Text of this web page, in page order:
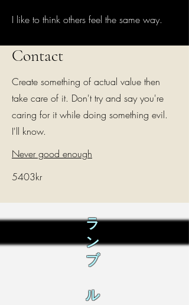
I like to think others feel the same way.
Contact
Create something of actual value then
take care of it. Don't try and say you're
caring for it while doing something evil.
I'll know.
Never good enough
5403kr
ラ
ン
ブ
ル